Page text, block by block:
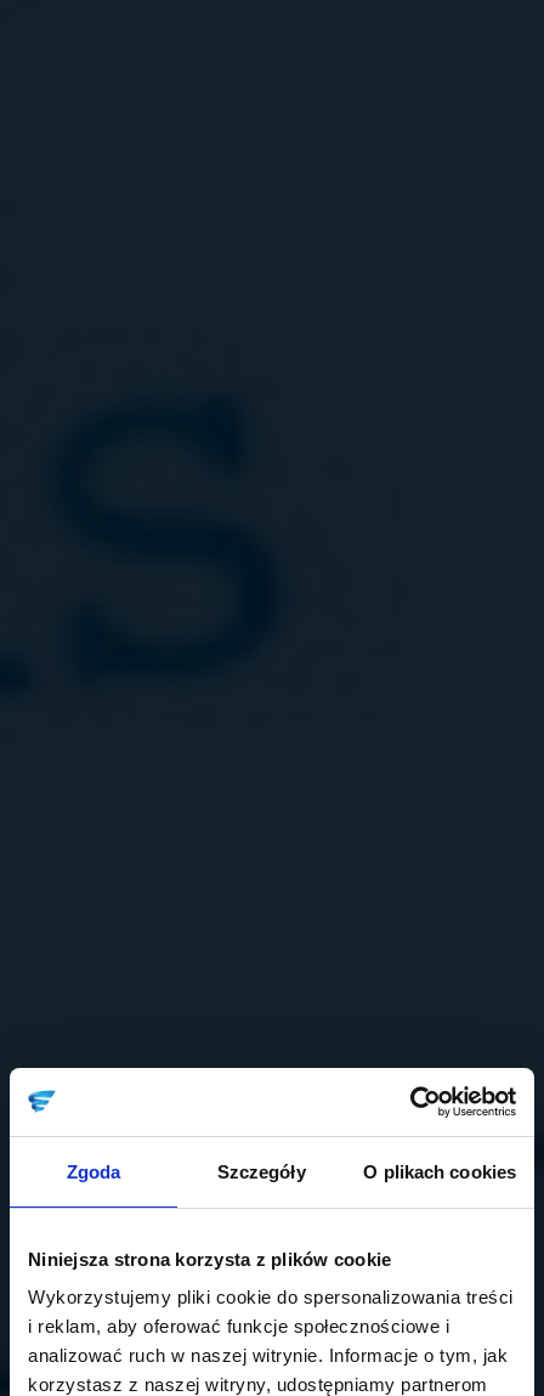
Zgoda Szczegóły O plikach cookies
Niniejsza strona korzysta z plików cookie
Wykorzystujemy pliki cookie do spersonalizowania treści
i reklam, aby oferować funkcje społecznościowe i
analizować ruch w naszej witrynie. Informacje o tym, jak
korzystasz z naszej witryny, udostępniamy partnerom